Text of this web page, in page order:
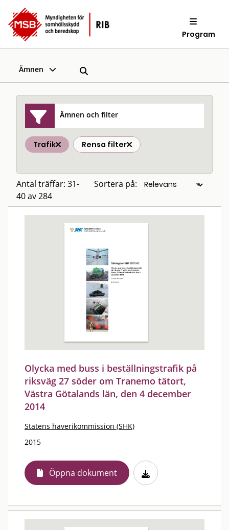
Program
Ämnen
Ämnen och filter
Trafik Rensa filter
Antal träffar: 31-
40 av 284
Sortera på:
Olycka med buss i beställningstrafik på
riksväg 27 söder om Tranemo tätort,
Västra Götalands län, den 4 december
2014
Statens haverikommission (SHK)
2015
Öppna dokument